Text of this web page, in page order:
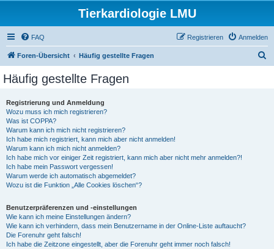
Tierkardiologie LMU
FAQ Anmelden
Registrieren
Foren-Übersicht Häufig gestellte Fragen
Häufig gestellte Fragen
Registrierung und Anmeldung
Wozu muss ich mich registrieren?
Was ist COPPA?
Warum kann ich mich nicht registrieren?
Ich habe mich registriert, kann mich aber nicht anmelden!
Warum kann ich mich nicht anmelden?
Ich habe mich vor einiger Zeit registriert, kann mich aber nicht mehr anmelden?!
Ich habe mein Passwort vergessen!
Warum werde ich automatisch abgemeldet?
Wozu ist die Funktion „Alle Cookies löschen“?
Benutzerpräferenzen und -einstellungen
Wie kann ich meine Einstellungen ändern?
Wie kann ich verhindern, dass mein Benutzername in der Online-Liste auftaucht?
Die Forenuhr geht falsch!
Ich habe die Zeitzone eingestellt, aber die Forenuhr geht immer noch falsch!